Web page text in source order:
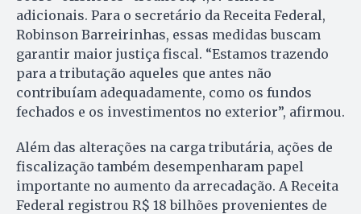
adicionais. Para o secretário da Receita Federal,
Robinson Barreirinhas, essas medidas buscam
garantir maior justiça fiscal. “Estamos trazendo
para a tributação aqueles que antes não
contribuíam adequadamente, como os fundos
fechados e os investimentos no exterior”, afirmou.
Além das alterações na carga tributária, ações de
fiscalização também desempenharam papel
importante no aumento da arrecadação. A Receita
Federal registrou R$ 18 bilhões provenientes de